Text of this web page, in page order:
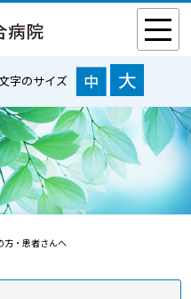
字のサイズ
方・患者さんへ